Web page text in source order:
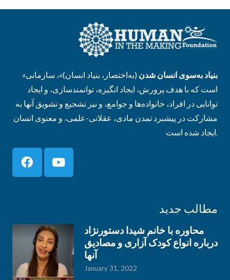
« بنیاد به‌سوی انسان شدن (به‌اختصار، بنیاد انسان)»، سازمانی
است که با هدف پرورش، ایجاد انگیزه، توانمندسازی، و ایجاد
توانایی در افراد، خانواده‌ها و جوامع، و نیز تشجیع و تشویق آنها به
مشارکت در پیشبرد تمدن مادی، عقلانی-علمی، و معنوی انسان
مطالب جدید
محاوره با خانم شیدا دستورنژاد
درباره انواع کودک آزاری و مصادیق
آنها
January 31, 2022